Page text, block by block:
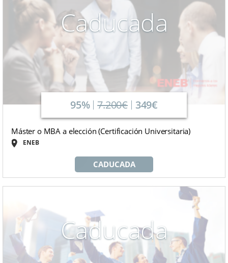
Caducada
95% 7.200€ 349€
Máster o MBA a elección (Certificación Universitaria)
ENEB
CADUCADA
Caducada